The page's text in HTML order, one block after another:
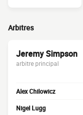
Arbitres
Jeremy Simpson
arbitre principal
Alex Chilowicz
Nigel Lugg